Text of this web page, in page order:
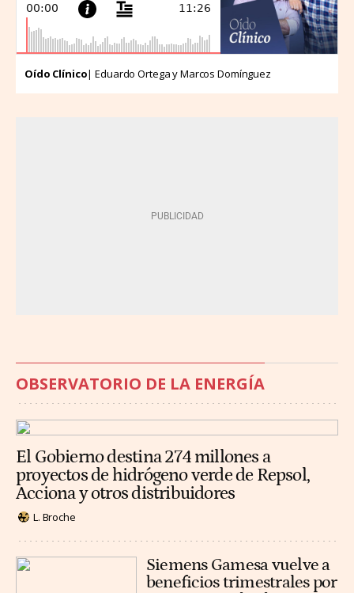
Oído Clínico| Eduardo Ortega y Marcos Domínguez
OBSERVATORIO DE LA ENERGÍA
El Gobierno destina 274 millones a
proyectos de hidrógeno verde de Repsol,
Acciona y otros distribuidores
L. Broche
Siemens Gamesa vuelve a
beneficios trimestrales por